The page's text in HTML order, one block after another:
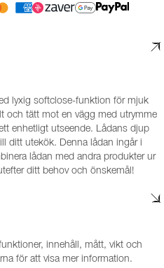
lyxig softclose-funktion för mjuk
och tätt mot en vägg med utrymme
enhetligt utseende. Lådans djup
ditt utekök. Denna lådan ingår i
lådan med andra produkter ur
ditt behov och önskemål!
innehåll, mått, vikt och
för att visa mer information.